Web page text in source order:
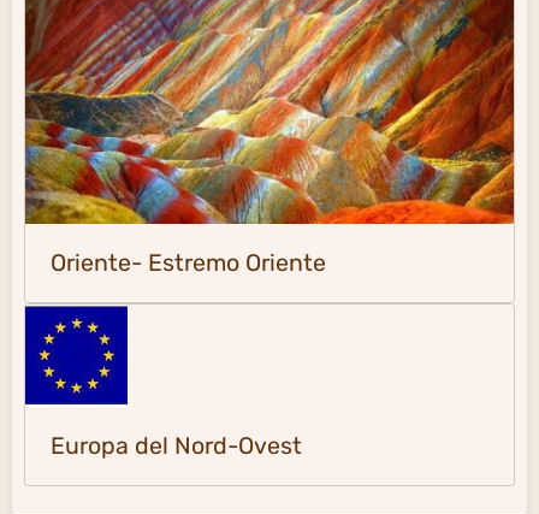
Oriente- Estremo Oriente
Europa del Nord-Ovest